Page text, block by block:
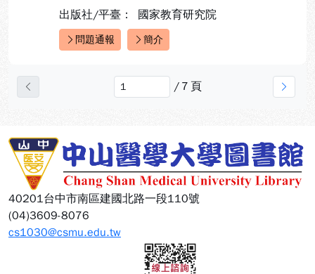
出版社/平臺：
國家教育研究院
快速連結：
問題通報 簡介
/ 7 頁
40201台中市南區建國北路一段110號
(04)3609-8076
cs1030@csmu.edu.tw